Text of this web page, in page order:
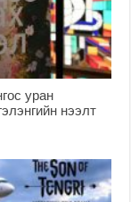
уран
нээлт